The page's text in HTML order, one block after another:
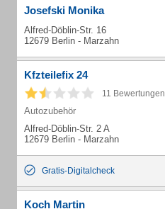
Josefski Monika
Alfred-Döblin-Str. 16
12679 Berlin - Marzahn
Kfzteilefix 24
11 Bewertungen
Autozubehör
Alfred-Döblin-Str. 2 A
12679 Berlin - Marzahn
Gratis-Digitalcheck
Koch Martin